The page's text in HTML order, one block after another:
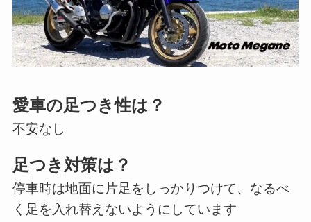
愛車の足つき性は？
不安なし
足つき対策は？
停車時は地面に片足をしっかりつけて、なるべ
く足を入れ替えないようにしています